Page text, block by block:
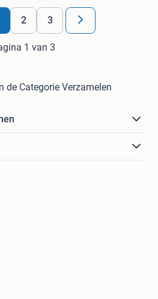
2 3
1 van 3
de Categorie Verzamelen